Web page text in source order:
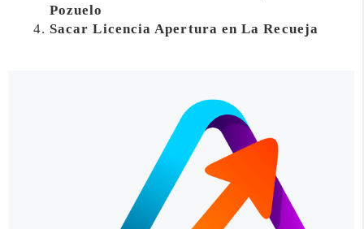
Pozuelo
Sacar Licencia Apertura en La Recueja